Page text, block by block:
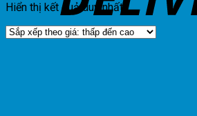
Hiển thị kết quả duy nhất